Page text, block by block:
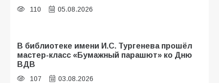
110 05.08.2026
В библиотеке имени И.С. Тургенева прошёл
мастер-класс «Бумажный парашют» ко Дню
ВДВ
107 03.08.2026